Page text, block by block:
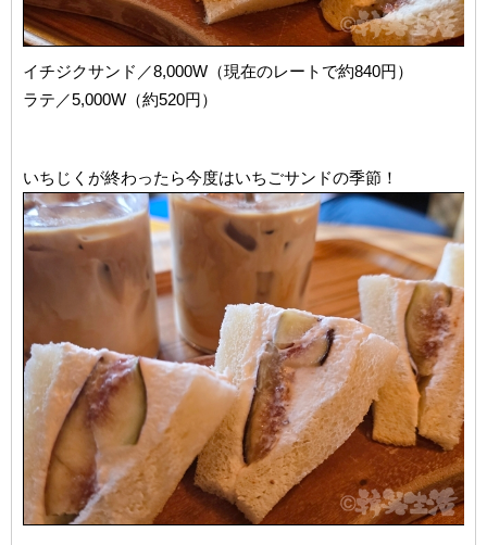
イチジクサンド／8,000W（現在のレートで約840円）
ラテ／5,000W（約520円）
いちじくが終わったら今度はいちごサンドの季節！